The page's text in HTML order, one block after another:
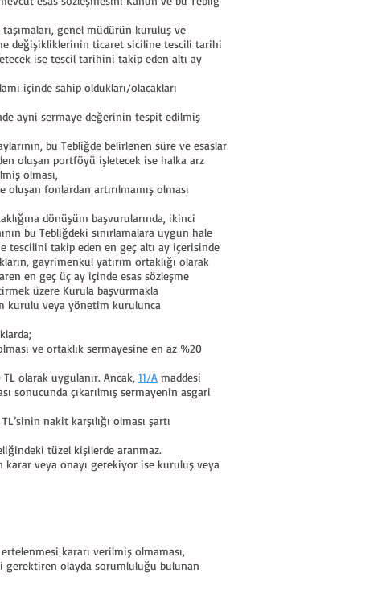
genel müdürün kuruluş ve
değişikliklerinin ticaret siciline tescili tarihi
ise tescil tarihini takip eden altı ay
içinde sahip oldukları/olacakları
ayni sermaye değerinin tespit edilmiş
bu Tebliğde belirlenen süre ve esaslar
oluşan portföyü işletecek ise halka arz
olması,
oluşan fonlardan artırılmamış olması
dönüşüm başvurularında, ikinci
bu Tebliğdeki sınırlamalara uygun hale
tescilini takip eden en geç altı ay içerisinde
gayrimenkul yatırım ortaklığı olarak
en geç üç ay içinde esas sözleşme
üzere Kurula başvurmakla
kurulu veya yönetim kurulunca
ve ortaklık sermayesine en az %20
olarak uygulanır. Ancak, 11/A maddesi
sonucunda çıkarılmış sermayenin asgari
nakit karşılığı olması şartı
tüzel kişilerde aranmaz.
karar veya onayı gerekiyor ise kuruluş veya
kararı verilmiş olmaması,
gerektiren olayda sorumluluğu bulunan